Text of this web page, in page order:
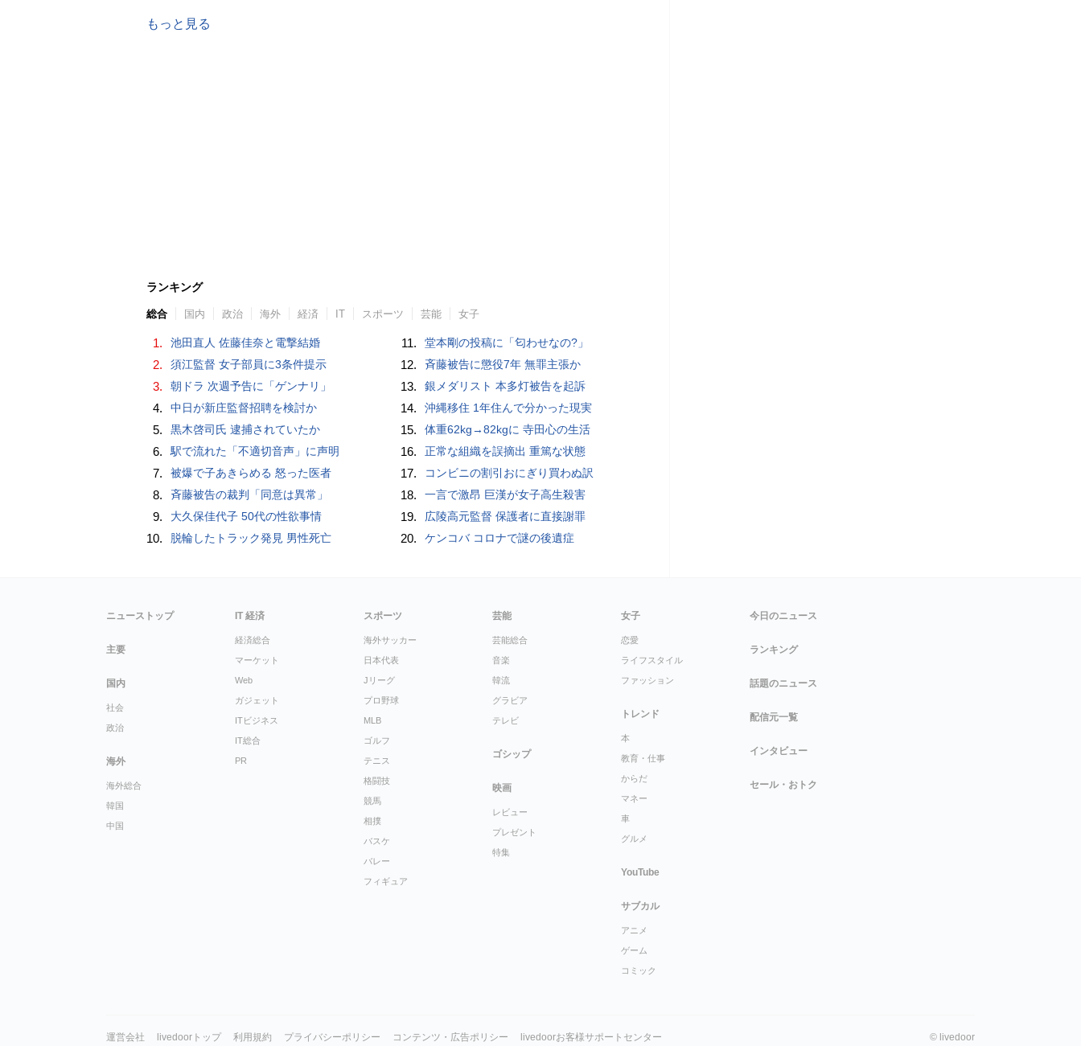
もっと見る
ランキング
総合 国内 政治 海外 経済 IT スポーツ 芸能 女子
1. 池田直人 佐藤佳奈と電撃結婚
2. 須江監督 女子部員に3条件提示
3. 朝ドラ 次週予告に「ゲンナリ」
4. 中日が新庄監督招聘を検討か
5. 黒木啓司氏 逮捕されていたか
6. 駅で流れた「不適切音声」に声明
7. 被爆で子あきらめる 怒った医者
8. 斉藤被告の裁判「同意は異常」
9. 大久保佳代子 50代の性欲事情
10. 脱輪したトラック発見 男性死亡
11. 堂本剛の投稿に「匂わせなの?」
12. 斉藤被告に懲役7年 無罪主張か
13. 銀メダリスト 本多灯被告を起訴
14. 沖縄移住 1年住んで分かった現実
15. 体重62kg→82kgに 寺田心の生活
16. 正常な組織を誤摘出 重篤な状態
17. コンビニの割引おにぎり買わぬ訳
18. 一言で激昂 巨漢が女子高生殺害
19. 広陵高元監督 保護者に直接謝罪
20. ケンコバ コロナで謎の後遺症
ニューストップ
主要
国内
社会
政治
海外
海外総合
韓国
中国
IT 経済
経済総合
マーケット
Web
ガジェット
ITビジネス
IT総合
PR
スポーツ
海外サッカー
日本代表
Jリーグ
プロ野球
MLB
ゴルフ
テニス
格闘技
競馬
相撲
バスケ
バレー
フィギュア
芸能
芸能総合
音楽
韓流
グラビア
テレビ
ゴシップ
映画
レビュー
プレゼント
特集
女子
恋愛
ライフスタイル
ファッション
トレンド
本
教育・仕事
からだ
マネー
車
グルメ
YouTube
サブカル
アニメ
ゲーム
コミック
今日のニュース
ランキング
話題のニュース
配信元一覧
インタビュー
セール・おトク
運営会社 livedoorトップ 利用規約 プライバシーポリシー コンテンツ・広告ポリシー livedoorお客様サポートセンター © livedoor